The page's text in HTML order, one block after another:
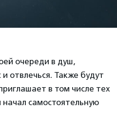
очереди в душ,
отвлечься. Также будут
в том числе тех
самостоятельную